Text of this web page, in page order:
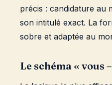
précis : candidature au
son intitulé exact. La
sobre et adaptée au
Le schéma « vous